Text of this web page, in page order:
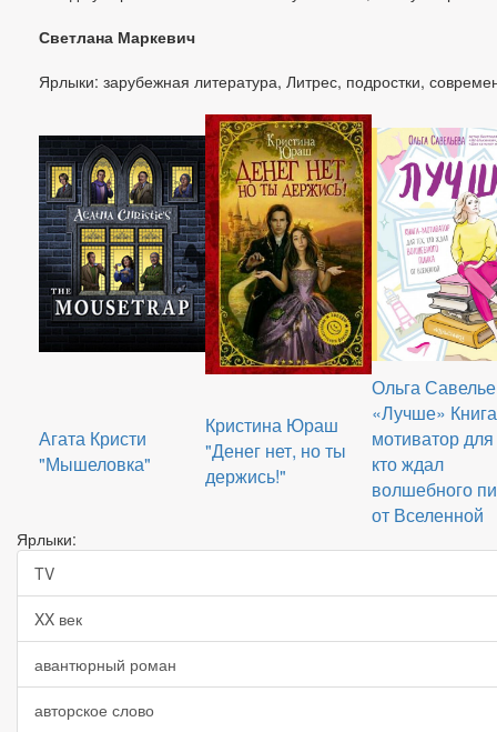
Светлана Маркевич
Ярлыки: зарубежная литература, Литрес, подростки,
Агата Кристи
"Мышеловка"
Кристина Юраш
"Денег нет, но ты
держись!"
Ольга
«Лучше»
мотиватор для
кто ждал
волшебного
от Вселенной
Ярлыки:
TV
XX век
авантюрный роман
авторское слово